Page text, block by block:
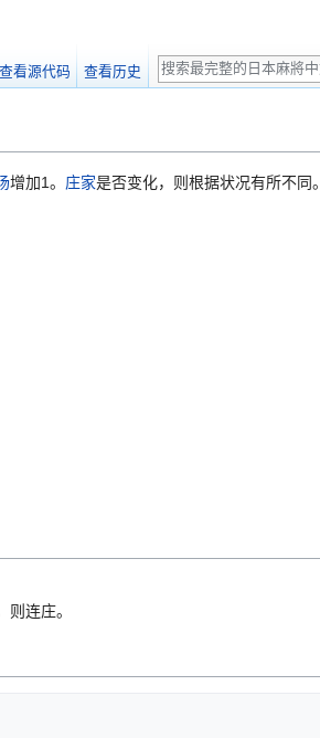
增加1。 庄家是否变化，则根据状况有所不同。
连庄。
查看源代码 查看历史
搜
索